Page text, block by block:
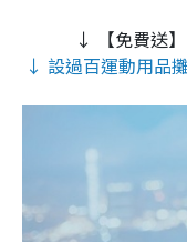
↓ 【免費送
↓ 設過百運動用品